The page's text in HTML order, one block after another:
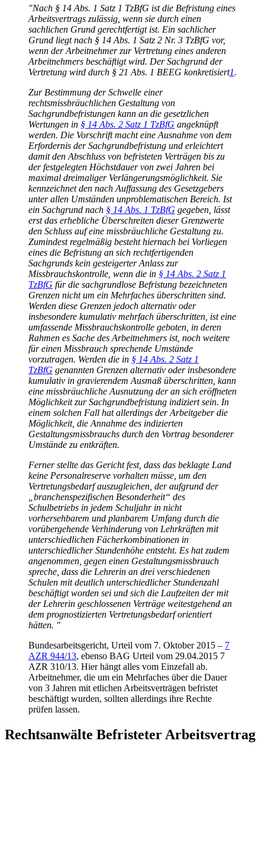
"Nach § 14 Abs. 1 Satz 1 TzBfG ist die Befristung eines
Arbeitsvertrags zulässig, wenn sie durch einen
sachlichen Grund gerechtfertigt ist. Ein sachlicher
Grund liegt nach § 14 Abs. 1 Satz 2 Nr. 3 TzBfG vor,
wenn der Arbeitnehmer zur Vertretung eines anderen
Arbeitnehmers beschäftigt wird. Der Sachgrund der
Vertretung wird durch § 21 Abs. 1 BEEG konkretisiert1.
Zur Bestimmung der Schwelle einer
rechtsmissbräuchlichen Gestaltung von
Sachgrundbefristungen kann an die gesetzlichen
Wertungen in § 14 Abs. 2 Satz 1 TzBfG angeknüpft
werden. Die Vorschrift macht eine Ausnahme von dem
Erfordernis der Sachgrundbefristung und erleichtert
damit den Abschluss von befristeten Verträgen bis zu
der festgelegten Höchstdauer von zwei Jahren bei
maximal dreimaliger Verlängerungsmöglichkeit. Sie
kennzeichnet den nach Auffassung des Gesetzgebers
unter allen Umständen unproblematischen Bereich. Ist
ein Sachgrund nach § 14 Abs. 1 TzBfG gegeben, lässt
erst das erhebliche Überschreiten dieser Grenzwerte
den Schluss auf eine missbräuchliche Gestaltung zu.
Zumindest regelmäßig besteht hiernach bei Vorliegen
eines die Befristung an sich rechtfertigenden
Sachgrunds kein gesteigerter Anlass zur
Missbrauchskontrolle, wenn die in § 14 Abs. 2 Satz 1
TzBfG für die sachgrundlose Befristung bezeichneten
Grenzen nicht um ein Mehrfaches überschritten sind.
Werden diese Grenzen jedoch alternativ oder
insbesondere kumulativ mehrfach überschritten, ist eine
umfassende Missbrauchskontrolle geboten, in deren
Rahmen es Sache des Arbeitnehmers ist, noch weitere
für einen Missbrauch sprechende Umstände
vorzutragen. Werden die in § 14 Abs. 2 Satz 1
TzBfG genannten Grenzen alternativ oder insbesondere
kumulativ in gravierendem Ausmaß überschritten, kann
eine missbräuchliche Ausnutzung der an sich eröffneten
Möglichkeit zur Sachgrundbefristung indiziert sein. In
einem solchen Fall hat allerdings der Arbeitgeber die
Möglichkeit, die Annahme des indizierten
Gestaltungsmissbrauchs durch den Vortrag besonderer
Umstände zu entkräften.
Ferner stellte das Gericht fest, dass das beklagte Land
keine Personalreserve vorhalten müsse, um den
Vertretungsbedarf auszugleichen, der aufgrund der
„branchenspezifischen Besonderheit“ des
Schulbetriebs in jedem Schuljahr in nicht
vorhersehbarem und planbarem Umfang durch die
vorübergehende Verhinderung von Lehrkräften mit
unterschiedlichen Fächerkombinationen in
unterschiedlicher Stundenhöhe entsteht. Es hat zudem
angenommen, gegen einen Gestaltungsmissbrauch
spreche, dass die Lehrerin an drei verschiedenen
Schulen mit deutlich unterschiedlicher Stundenzahl
beschäftigt worden sei und sich die Laufzeiten der mit
der Lehrerin geschlossenen Verträge weitestgehend an
dem prognostizierten Vertretungsbedarf orientiert
hätten. "
Bundesarbeitsgericht, Urteil vom 7. Oktober 2015 – 7
AZR 944/13, ebenso BAG Urteil vom 29.04.2015 7
AZR 310/13. Hier hängt alles vom Einzefall ab.
Arbeitnehmer, die um ein Mehrfaches über die Dauer
von 3 Jahren mit etlichen Arbeitsverträgen befristet
beschäftigt wurden, sollten allerdings ihre Rechte
prüfen lassen.
Rechtsanwälte Befristeter Arbeitsvertrag